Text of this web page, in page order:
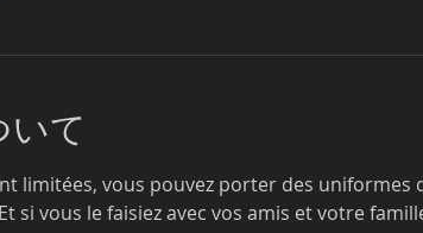
いて
limitées, vous pouvez porter des uniformes
si vous le faisiez avec vos amis et votre